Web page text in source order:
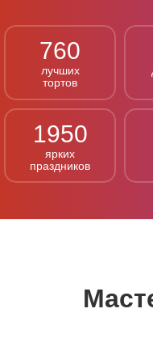
760
лучших
тортов
1950
ярких
праздников